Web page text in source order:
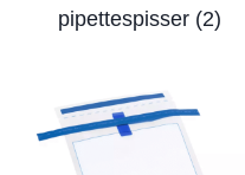
pipettespisser (2)